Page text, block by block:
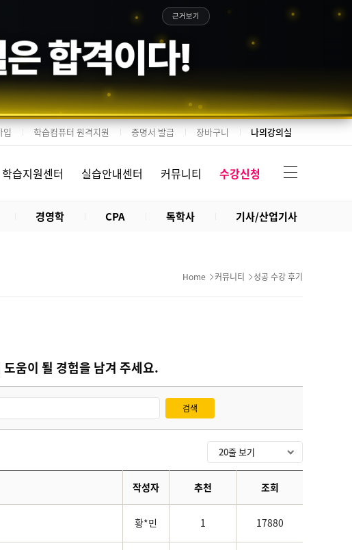
은 합격이다!
근거보기
입 학습컴퓨터 원격지원 증명서 발급 장바구니 나의강의실
학습지원센터 실습안내센터 커뮤니티 수강신청
경영학 CPA 독학사 기사/산업기사
Home 커뮤니티 성공 수강 후기
움이 될 경험을 남겨 주세요.
검색
작성자 추천 조회
황*민 1 17880